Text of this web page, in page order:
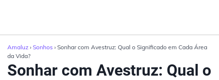
Amaluz › Sonhos › Sonhar com Avestruz: Qual o Significado em Cada Área
da Vida?
Sonhar com Avestruz: Qual o